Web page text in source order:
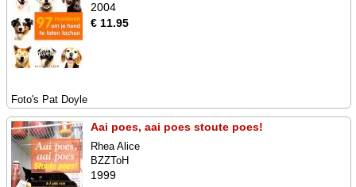
2004
€ 11.95
Foto's Pat Doyle
Aai poes, aai poes stoute poes!
Rhea Alice
BZZToH
1999